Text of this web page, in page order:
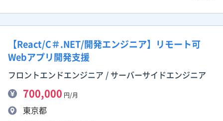
【React/C＃.NET/開発エンジニア】リモート可
Webアプリ開発支援
フロントエンドエンジニア / サーバーサイドエンジニア
700,000 円/月
東京都